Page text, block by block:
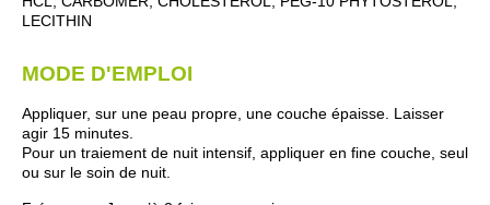
LECITHIN
MODE D'EMPLOI
Appliquer, sur une peau propre, une couche épaisse. Laisser
agir 15 minutes.
Pour un traiement de nuit intensif, appliquer en fine couche, seul
ou sur le soin de nuit.